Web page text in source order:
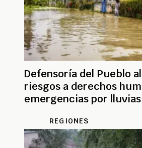
Defensoría del Pueblo
riesgos a derechos
emergencias por
REGIONES